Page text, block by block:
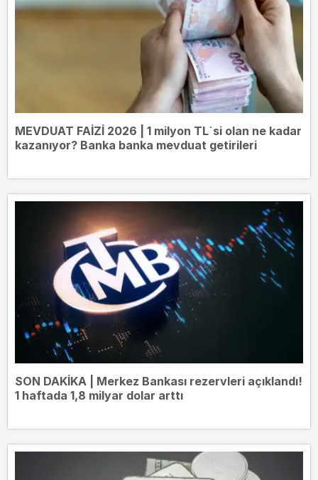
MEVDUAT FAİZİ 2026 | 1 milyon TL`si olan ne kadar
kazanıyor? Banka banka mevduat getirileri
SON DAKİKA | Merkez Bankası rezervleri açıklandı!
1 haftada 1,8 milyar dolar arttı